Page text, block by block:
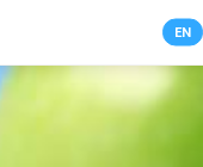
EN